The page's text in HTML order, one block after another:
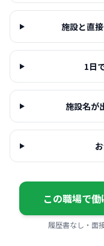
施設と直
1日
施設名が
この職場で働
履歴書なし・面